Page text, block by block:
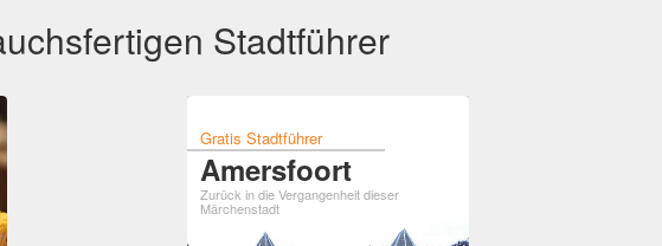
Stadtführer
Gratis Stadtführer
Amersfoort
Zurück in die Vergangenheit dieser
Märchenstadt